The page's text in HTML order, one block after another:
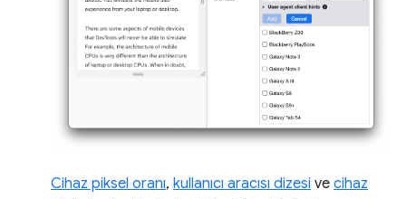
Cihaz piksel oranı, kullanıcı aracısı dizesi ve cihaz